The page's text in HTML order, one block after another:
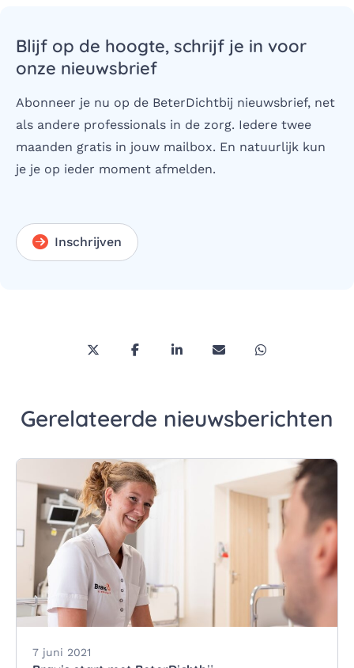
Blijf op de hoogte, schrijf je in voor
onze nieuwsbrief
Abonneer je nu op de BeterDichtbij nieuwsbrief, net
als andere professionals in de zorg. Iedere twee
maanden gratis in jouw mailbox. En natuurlijk kun
je je op ieder moment afmelden.
Inschrijven
Deel deze pagina via Twitter/X
Deel deze pagina op Facebook
Deel deze pagina op
Deel deze pagina via
Deel deze
Gerelateerde nieuwsberichten
7 juni 2021